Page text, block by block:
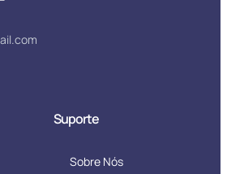
Suporte
Sobre Nós